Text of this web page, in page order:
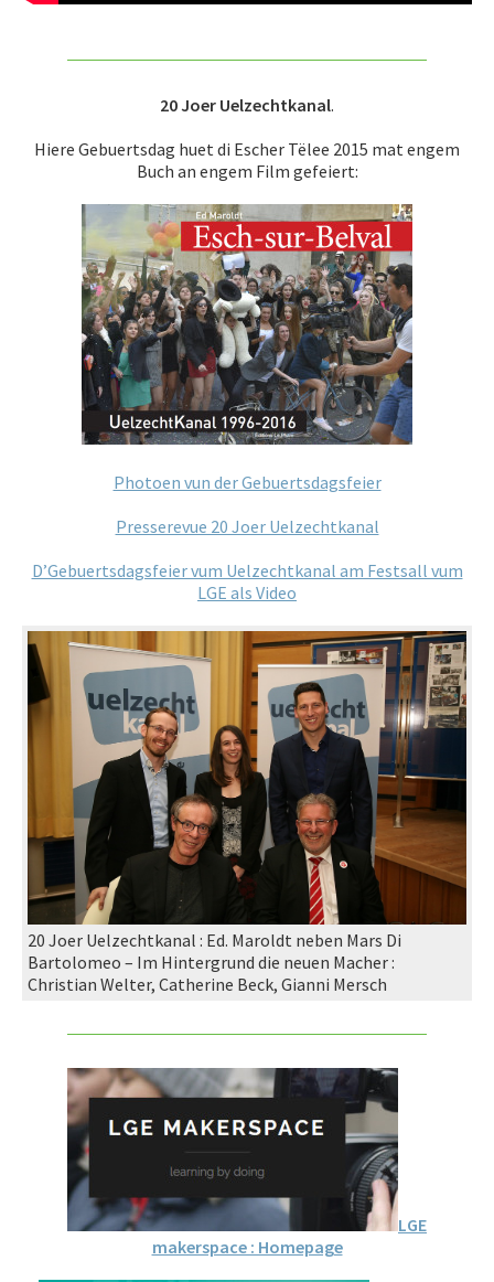
20 Joer Uelzechtkanal.
Hiere Gebuertsdag huet di Escher Tëlee 2015 mat engem
Buch an engem Film gefeiert:
Photoen vun der Gebuertsdagsfeier
Presserevue 20 Joer Uelzechtkanal
D’Gebuertsdagsfeier vum Uelzechtkanal am Festsall vum
LGE als Video
20 Joer Uelzechtkanal : Ed. Maroldt neben Mars Di
Bartolomeo – Im Hintergrund die neuen Macher :
Christian Welter, Catherine Beck, Gianni Mersch
LGE
makerspace : Homepage